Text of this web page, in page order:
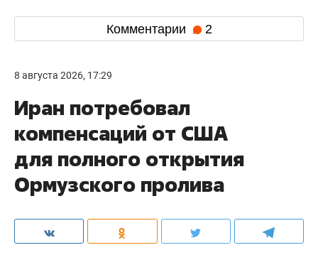
Комментарии 2
8 августа 2026, 17:29
Иран потребовал
компенсаций от США
для полного открытия
Ормузского пролива